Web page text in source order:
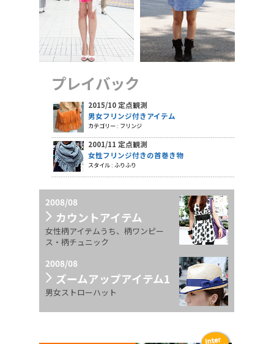
プレイバック
2015/10 定点観測
男女フリンジ付きアイテム
カテゴリー : フリンジ
2001/11 定点観測
女性フリンジ付きの首巻き物
スタイル : ふりふり
2008/08
カウントアイテム
女性柄アイテムうち、柄ワンピー
ス・柄チュニック
2008/08
ズームアップアイテム1
男女ストローハット